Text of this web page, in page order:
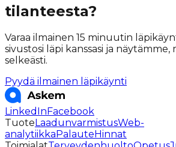
tilanteesta?
Varaa ilmainen 15 minuutin
sivustosi läpi kanssasi ja
selkeästi.
Pyydä ilmainen läpikäynti
LinkedInFacebook
TuoteLaadunvarmistusWeb-
analytiikkaPalauteHinnat